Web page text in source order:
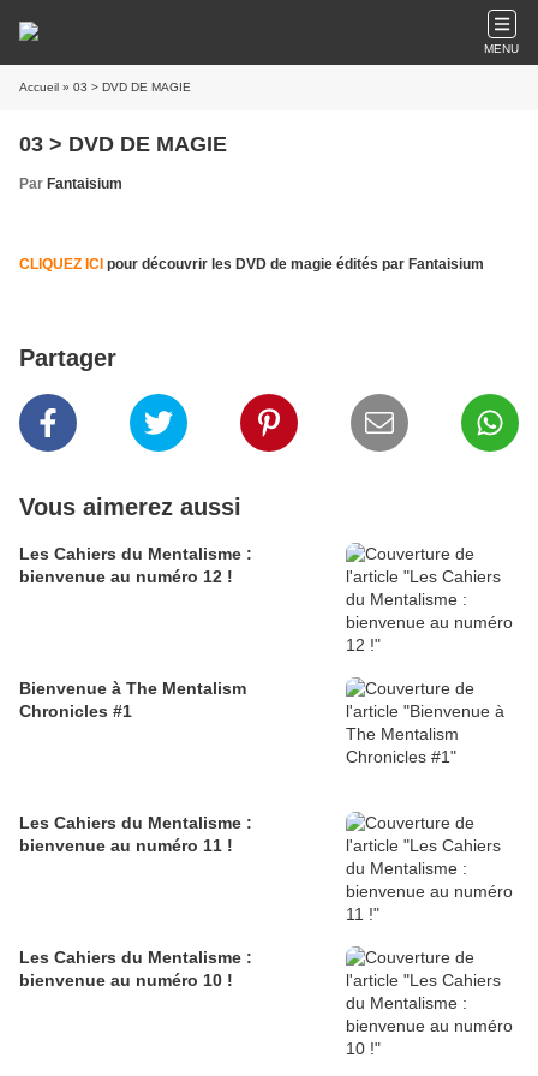
MENU
Accueil » 03 > DVD DE MAGIE
03 > DVD DE MAGIE
Par Fantaisium
CLIQUEZ ICI pour découvrir les DVD de magie édités par Fantaisium
Partager
Vous aimerez aussi
Les Cahiers du Mentalisme :
bienvenue au numéro 12 !
Bienvenue à The Mentalism
Chronicles #1
Les Cahiers du Mentalisme :
bienvenue au numéro 11 !
Les Cahiers du Mentalisme :
bienvenue au numéro 10 !